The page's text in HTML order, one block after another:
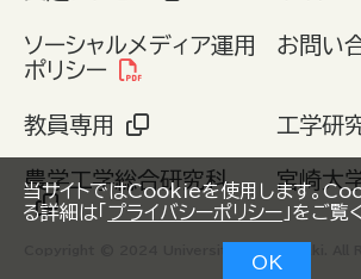
当サイトではCookieを使用します。
る詳細は「 プライバシーポリシー 」をご覧
OK
ソーシャルメディア運用
ポリシー
お問い
教員専用 工学研
農学工学総合研究科 宮崎大
Copyright © 2024 University of Miyazaki. All